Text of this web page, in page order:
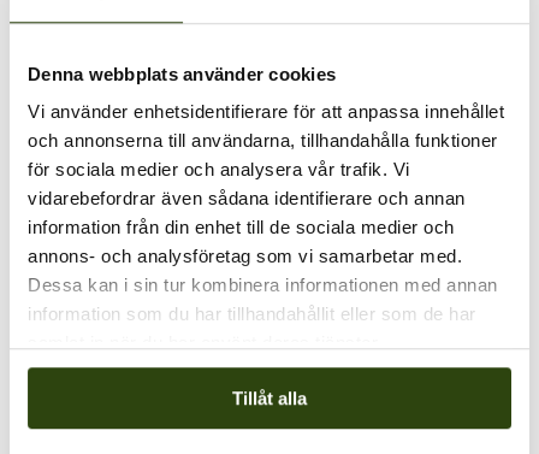
Denna webbplats använder cookies
Vi använder enhetsidentifierare för att anpassa innehållet
och annonserna till användarna, tillhandahålla funktioner
för sociala medier och analysera vår trafik. Vi
vidarebefordrar även sådana identifierare och annan
information från din enhet till de sociala medier och
annons- och analysföretag som vi samarbetar med.
Dessa kan i sin tur kombinera informationen med annan
information som du har tillhandahållit eller som de har
Tillåt alla
Hör av dig till oss
med din förfrågan
Vi hjälper dig med rätt